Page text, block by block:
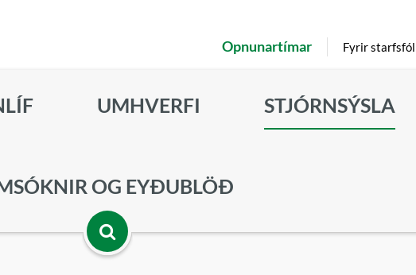
UMHVERFI STJÓRNSÝSLA
OG EYÐUBLÖÐ
Opna
Opnunartímar Fyrir